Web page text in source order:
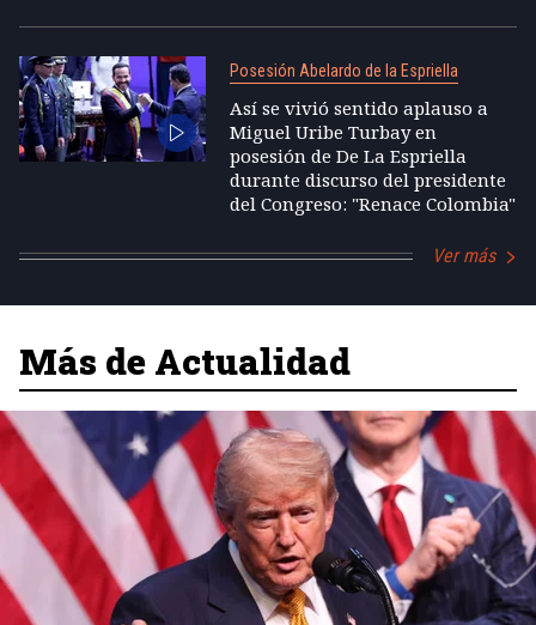
Posesión Abelardo de la Espriella
Así se vivió sentido aplauso a
Miguel Uribe Turbay en
posesión de De La Espriella
durante discurso del presidente
del Congreso: "Renace Colombia"
Ver más
Más de Actualidad